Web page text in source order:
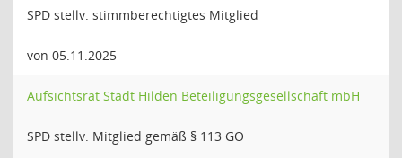
SPD stellv. stimmberechtigtes Mitglied
von 05.11.2025
Aufsichtsrat Stadt Hilden Beteiligungsgesellschaft mbH
SPD stellv. Mitglied gemäß § 113 GO